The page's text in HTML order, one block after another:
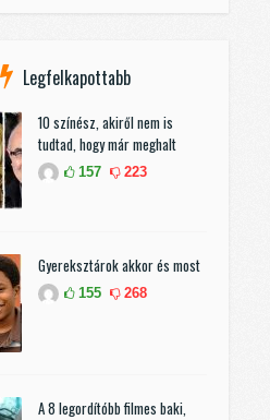
Legfelkapottabb
10 színész, akiről nem is
tudtad, hogy már meghalt
157 223
Gyereksztárok akkor és most
155 268
A 8 legordítóbb filmes baki,